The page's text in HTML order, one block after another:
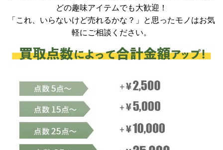
どの趣味アイテムでも大歓迎！
「これ、いらないけど売れるかな？」と思ったモノはお気
軽にご相談ください。